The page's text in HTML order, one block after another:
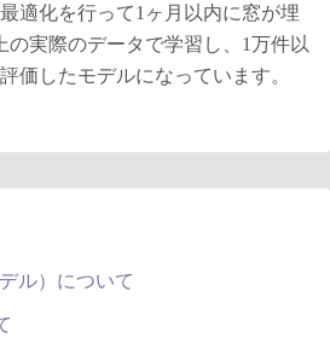
適化を行って1ヶ月以内に窓が埋
の実際のデータで学習し、1万件以
価したモデルになっています。
ル）について